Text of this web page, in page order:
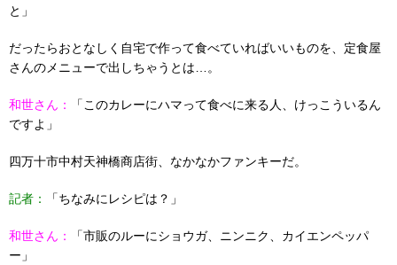
と」
だったらおとなしく自宅で作って食べていればいいものを、定食屋
さんのメニューで出しちゃうとは…。
和世さん：
「このカレーにハマって食べに来る人、けっこういるん
ですよ」
四万十市中村天神橋商店街、なかなかファンキーだ。
記者： 「ちなみにレシピは？」
和世さん：
「市販のルーにショウガ、ニンニク、カイエンペッパ
ー」